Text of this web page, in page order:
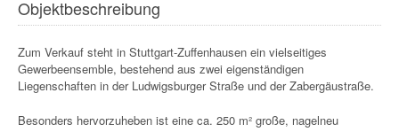
Objektbeschreibung
Zum Verkauf steht in Stuttgart-Zuffenhausen ein vielseitiges
Gewerbeensemble, bestehend aus zwei eigenständigen
Liegenschaften in der Ludwigsburger Straße und der Zabergäustraße.
Besonders hervorzuheben ist eine ca. 250 m² große, nagelneu